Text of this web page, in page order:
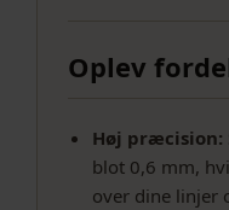
Oplev
Høj præcision:
blot 0,6 mm,
over dine linjer